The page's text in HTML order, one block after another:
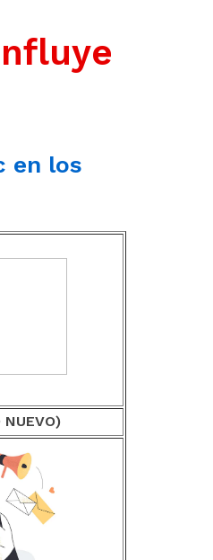
en los
NUEVO)